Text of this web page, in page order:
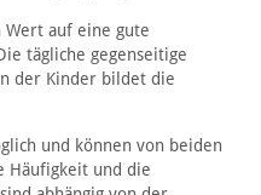
Wert auf eine gute
tägliche gegenseitige
der Kinder bildet die
und können von beiden
Häufigkeit und die